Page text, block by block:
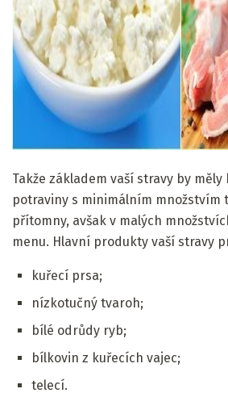
ad
Takže základem vaší stravy by
potraviny s minimálním množstvím
přítomny, avšak v malých
menu. Hlavní produkty vaší stravy
kuřecí prsa;
nízkotučný tvaroh;
bílé odrůdy ryb;
bílkovin z kuřecích vajec;
telecí.